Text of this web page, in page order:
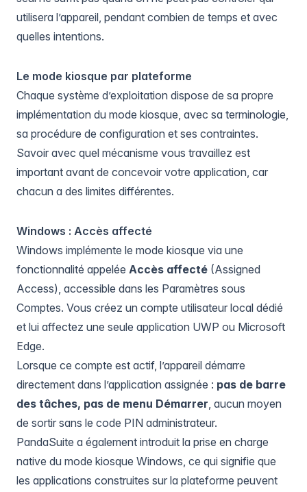
utilisera l’appareil, pendant combien de temps et avec
quelles intentions.
Le mode kiosque par plateforme
Chaque système d’exploitation dispose de sa propre
implémentation du mode kiosque, avec sa terminologie,
sa procédure de configuration et ses contraintes.
Savoir avec quel mécanisme vous travaillez est
important avant de concevoir votre application, car
chacun a des limites différentes.
Windows : Accès affecté
Windows implémente le mode kiosque via une
fonctionnalité appelée Accès affecté (Assigned
Access), accessible dans les Paramètres sous
Comptes. Vous créez un compte utilisateur local dédié
et lui affectez une seule application UWP ou Microsoft
Edge.
Lorsque ce compte est actif, l’appareil démarre
directement dans l’application assignée : pas de barre
des tâches, pas de menu Démarrer, aucun moyen
de sortir sans le code PIN administrateur.
PandaSuite a également introduit la prise en charge
native du mode kiosque Windows, ce qui signifie que
les applications construites sur la plateforme peuvent